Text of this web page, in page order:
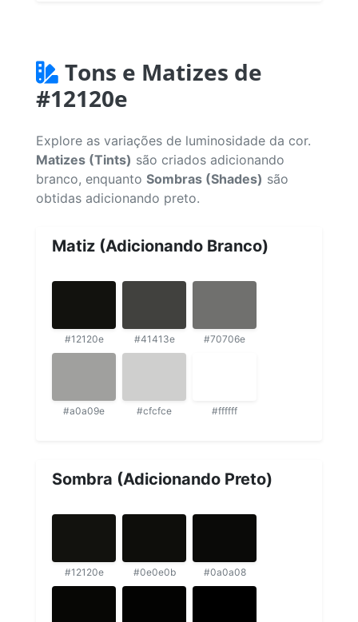
Tons e Matizes de
#12120e
Explore as variações de luminosidade da cor.
Matizes (Tints) são criados adicionando
branco, enquanto Sombras (Shades) são
obtidas adicionando preto.
Matiz (Adicionando Branco)
#12120e #41413e #70706e
#a0a09e #cfcfce #ffffff
Sombra (Adicionando Preto)
#12120e #0e0e0b #0a0a08